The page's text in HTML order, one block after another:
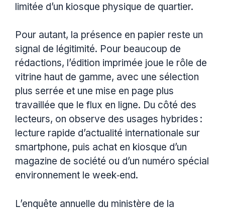
limitée d’un kiosque physique de quartier.
Pour autant, la présence en papier reste un
signal de légitimité. Pour beaucoup de
rédactions, l’édition imprimée joue le rôle de
vitrine haut de gamme, avec une sélection
plus serrée et une mise en page plus
travaillée que le flux en ligne. Du côté des
lecteurs, on observe des usages hybrides :
lecture rapide d’actualité internationale sur
smartphone, puis achat en kiosque d’un
magazine de société ou d’un numéro spécial
environnement le week‑end.
L’enquête annuelle du ministère de la